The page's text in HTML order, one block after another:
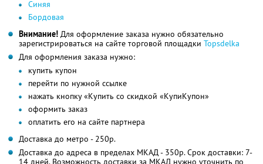
Синяя
Бордовая
Внимание! Для оформление заказа нужно обязательно
зарегистрироваться на сайте торговой площадки Topsdelka
Для оформления заказа нужно:
купить купон
перейти по нужной ссылке
нажать кнопку «Купить со скидкой «КупиКупон»
оформить заказ
оплатить его на сайте партнера
Доставка до метро - 250р.
Доставка до адреса в пределах МКАД - 350р. Срок доставки: 7-
14 дней. Возможность доставки за МКАД нужно уточнить по